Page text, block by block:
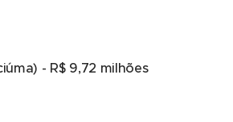
- R$ 9,72 milhões